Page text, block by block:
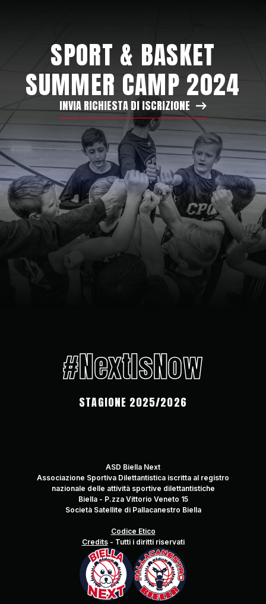
SPORT & BASKET
SUMMER CAMP 2024
INVIA RICHIESTA DI ISCRIZIONE
#NextIsNow
STAGIONE 2025/2026
ASD Biella Next
Associazione Sportiva Dilettantistica iscritta al registro
nazionale delle attività sportive dilettantistiche
Biella - P.zza Vittorio Veneto 15
Società Satellite di Pallacanestro Biella
Codice Etico
Credits- Tutti i diritti riservati